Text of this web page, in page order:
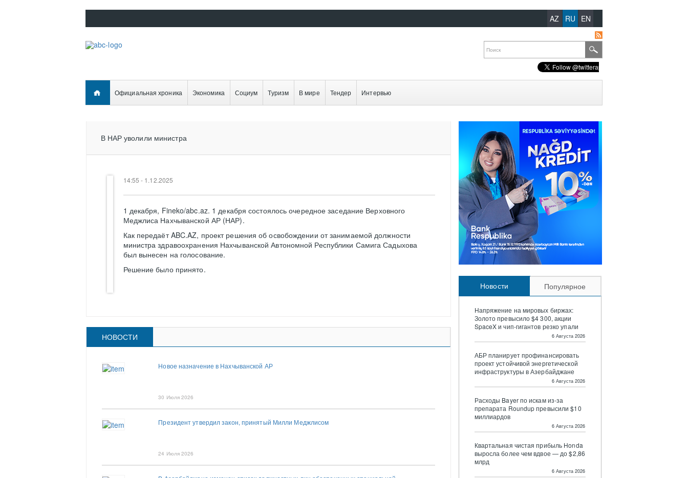
AZ RU EN
Официальная хроника Экономика Социум Туризм В мире Тендер Интервью
В НАР уволили министра
14:55 - 1.12.2025
1 декабря, Fineko/abc.az. 1 декабря состоялось очередное заседание Верховного
Меджлиса Нахчыванской АР (НАР).
Как передаёт ABC.AZ, проект решения об освобождении от занимаемой должности
министра здравоохранения Нахчыванской Автономной Республики Самига Садыхова
был вынесен на голосование.
Решение было принято.
НОВОСТИ
Новое назначение в Нахчыванской АР
30 Июля 2026
Президент утвердил закон, принятый Милли Меджлисом
24 Июля 2026
Новости Популярное
Напряжение на мировых биржах:
Золото превысило $4 300, акции
SpaceX и чип-гигантов резко упали
6 Августа 2026
АБР планирует профинансировать
проект устойчивой энергетической
инфраструктуры в Азербайджане
6 Августа 2026
Расходы Bayer по искам из-за
препарата Roundup превысили $10
миллиардов
6 Августа 2026
Квартальная чистая прибыль Honda
выросла более чем вдвое — до $2,86
млрд
6 Августа 2026